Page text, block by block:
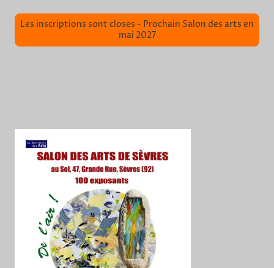
Les inscriptions sont closes - Prochain Salon des arts en
mai 2027